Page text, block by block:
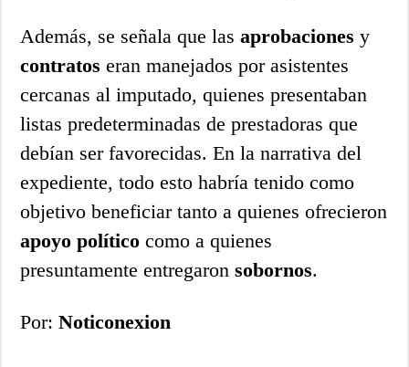
Además, se señala que lasaprobaciones y
contratos eran manejados por asistentes
cercanas al imputado, quienes presentaban
listas predeterminadas de prestadoras que
debían ser favorecidas. En la narrativa del
expediente, todo esto habría tenido como
objetivo beneficiar tanto a quienes ofrecieron
apoyo político como a quienes
presuntamente entregaronsobornos.
Por:Noticonexion